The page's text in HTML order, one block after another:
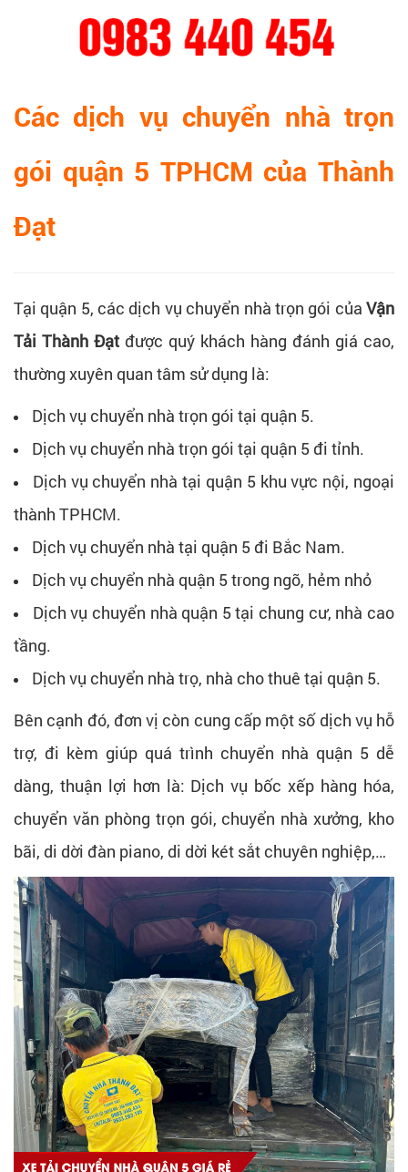
Các dịch vụ chuyển nhà trọn
gói quận 5 TPHCM của Thành
Đạt
Tại quận 5, các dịch vụ chuyển nhà trọn gói của Vận
Tải Thành Đạt được quý khách hàng đánh giá cao,
thường xuyên quan tâm sử dụng là:
Dịch vụ chuyển nhà trọn gói tại quận 5.
Dịch vụ chuyển nhà trọn gói tại quận 5 đi tỉnh.
Dịch vụ chuyển nhà tại quận 5 khu vực nội, ngoại
thành TPHCM.
Dịch vụ chuyển nhà tại quận 5 đi Bắc Nam.
Dịch vụ chuyển nhà quận 5 trong ngõ, hẻm nhỏ
Dịch vụ chuyển nhà quận 5 tại chung cư, nhà cao
tầng.
Dịch vụ chuyển nhà trọ, nhà cho thuê tại quận 5.
Bên cạnh đó, đơn vị còn cung cấp một số dịch vụ hỗ
trợ, đi kèm giúp quá trình chuyển nhà quận 5 dễ
dàng, thuận lợi hơn là: Dịch vụ bốc xếp hàng hóa,
chuyển văn phòng trọn gói, chuyển nhà xưởng, kho
bãi, di dời đàn piano, di dời két sắt chuyên nghiệp,…